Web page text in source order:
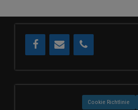
Cookie Richtlinie